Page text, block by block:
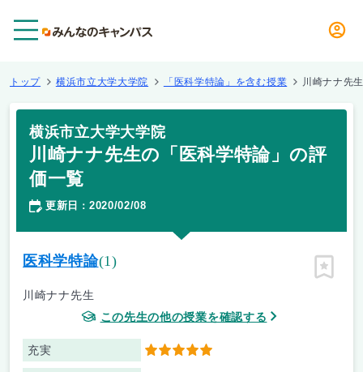
トップ 横浜市立大学大学院 「医科学特論」を含む授業 川崎ナナ先
横浜市立大学大学院
川崎ナナ先生の「医科学特論」の評
価一覧
更新日 ： 2020/02/08
医科学特論(1)
川崎ナナ先生
この先生の他の授業を確認する
充実 5
ピン留